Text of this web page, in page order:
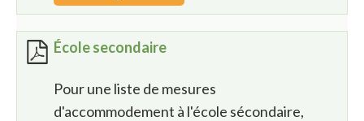
École secondaire
Pour une liste de mesures
d'accommodement à l'école sécondaire,